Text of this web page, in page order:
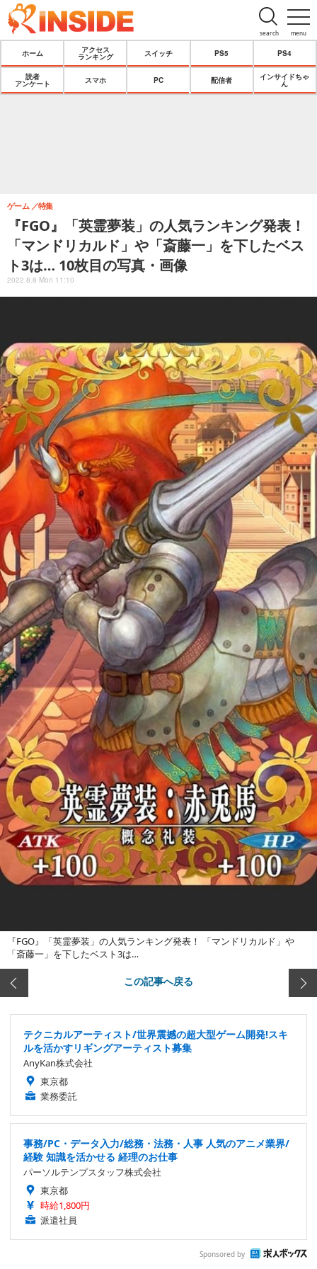
menu
search
ホーム
アクセス
ランキング
スイッチ PS5 PS4
読者
アンケート
スマホ PC 配信者
インサイドちゃ
ん
『FGO』「英霊夢装」の人気ランキング発表！
「マンドリカルド」や「斎藤一」を下したベス
ト3は… 10枚目の写真・画像
ゲーム 特集
2022.8.8 Mon 11:10
『FGO』「英霊夢装」の人気ランキング発表！ 「マンドリカルド」や
「斎藤一」を下したベスト3は…
この記事へ戻る
テクニカルアーティスト/世界震撼の超大型ゲーム開発!スキ
ルを活かすリギングアーティスト募集
AnyKan株式会社
東京都
業務委託
事務/PC・データ入力/総務・法務・人事 人気のアニメ業界/
経験 知識を活かせる 経理のお仕事
パーソルテンプスタッフ株式会社
東京都
時給1,800円
派遣社員
Sponsored by